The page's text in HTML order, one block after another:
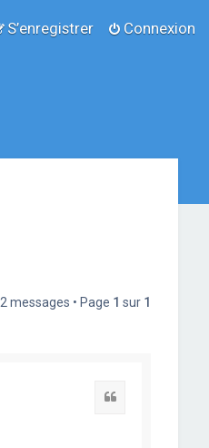
Connexion
S’enregistrer
2 messages • Page 1 sur 1